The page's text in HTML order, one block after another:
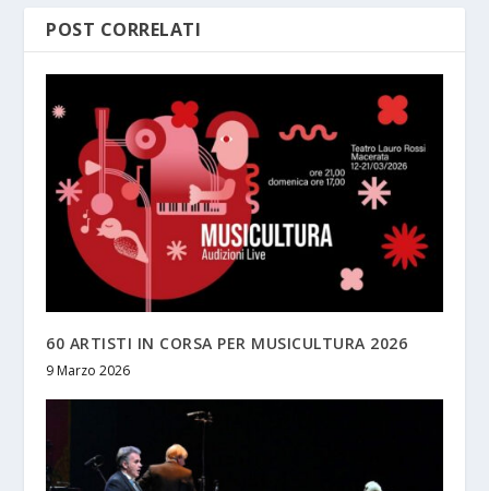
POST CORRELATI
60 ARTISTI IN CORSA PER MUSICULTURA 2026
9 Marzo 2026